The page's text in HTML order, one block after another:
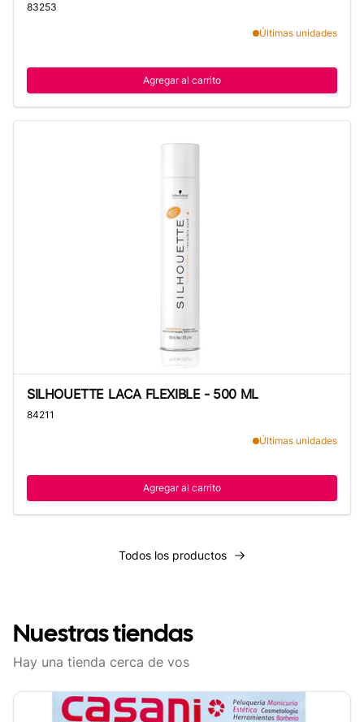
83253
Últimas unidades
Agregar al carrito
SILHOUETTE LACA FLEXIBLE - 500 ML
84211
Últimas unidades
Agregar al carrito
Todos los productosTodos los productos
Nuestras tiendas
Hay una tienda cerca de vos
Tacuarembó